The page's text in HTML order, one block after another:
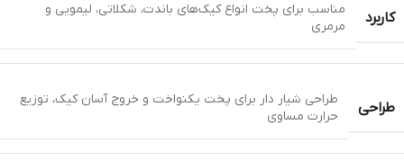
کاربرد
مناسب برای پخت انواع کیک‌های باندت، شکلاتی، لیمویی و
مرمری
طراحی
طراحی شیار دار برای پخت یکنواخت و خروج آسان کیک، توزیع
حرارت مساوی